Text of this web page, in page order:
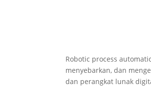
Robotic process
menyebarkan, dan
dan perangkat lunak